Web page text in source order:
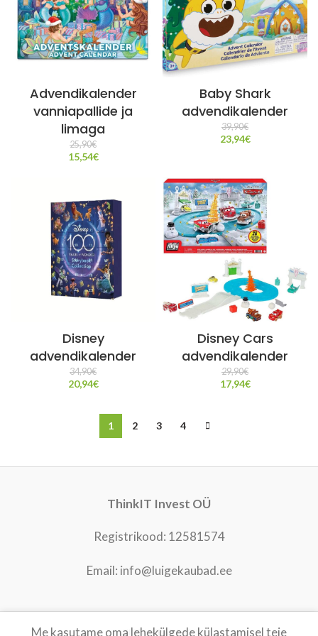
Advendikalender
vanniapallide ja
limaga
25,90€
15,54€
Baby Shark
advendikalender
39,90€
23,94€
Disney
advendikalender
34,90€
20,94€
Disney Cars
advendikalender
29,90€
17,94€
1 2 3 4
ThinkIT Invest OÜ
Registrikood: 12581574
Email: info@luigekaubad.ee
LUIGEKAUBAD 2021
Me kasutame oma lehekülgede külastamisel teie